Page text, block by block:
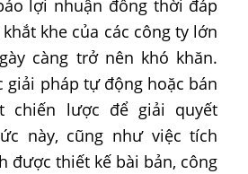
lợi nhuận đồng thời đáp
khe của các công ty lớn
càng trở nên khó khăn.
giải pháp tự động hoặc bán
chiến lược để giải quyết
này, cũng như việc tích
được thiết kế bài bản, công